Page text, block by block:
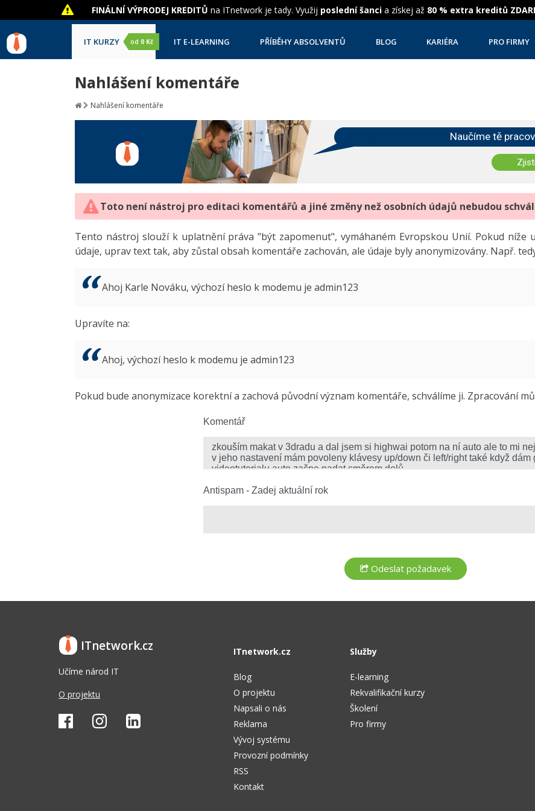
FINÁLNÍ VÝPRODEJ KREDITŮ na ITnetwork je tady. Využij poslední šanci a získej až 80 % extra kreditů
IT KURZY od 0 Kč IT E-LEARNING PŘÍBĚHY ABSOLVENTŮ BLOG KARIÉRA PRO FIRMY
Nahlášení komentáře
Nahlášení komentáře
Naučíme tě
Toto není nástroj pro editaci komentářů a jiné změny než osobních údajů nebudou
Tento nástroj slouží k uplatnění práva "být zapomenut", vymáhaném Evropskou Unií. Pokud níže
údaje, uprav text tak, aby zůstal obsah komentáře zachován, ale údaje byly anonymizovány. Např.
Ahoj Karle Nováku, výchozí heslo k modemu je admin123
Upravíte na:
Ahoj, výchozí heslo k modemu je admin123
Pokud bude anonymizace korektní a zachová původní význam komentáře, schválíme ji. Zpracování
Komentář
Antispam - Zadej aktuální rok
ITnetwork.cz
Učíme národ IT
O projektu
ITnetwork.cz
Blog
O projektu
Napsali o nás
Reklama
Vývoj systému
Provozní podmínky
RSS
Kontakt
Služby
E-learning
Rekvalifikační kurzy
Školení
Pro firmy